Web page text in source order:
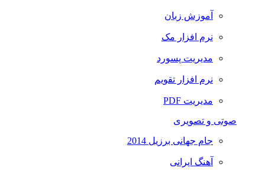
آموزش زبان
نرم افزار مک
مدیریت پسورد
نرم افزار تقویم
مدیریت PDF
صوتی و تصویری
جام جهانی برزیل 2014
آهنگ ایرانی